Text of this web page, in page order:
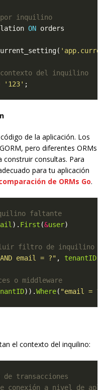
ON
'123'
de la aplicación. Los
pero diferentes ORMs
consultas. Para
para tu aplicación
de ORMs Go.
). First (&user
email = ?" , tenantID
)).Where( "email = ?"
el contexto del inquilino: